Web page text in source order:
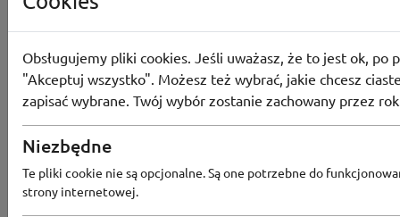
Obsługujemy pliki cookies. Jeśli uważasz, że to jest ok, po
"Akceptuj wszystko". Możesz też wybrać, jakie chcesz
zapisać wybrane. Twój wybór zostanie zachowany przez
Niezbędne
Te pliki cookie nie są opcjonalne. Są one potrzebne do
strony internetowej.